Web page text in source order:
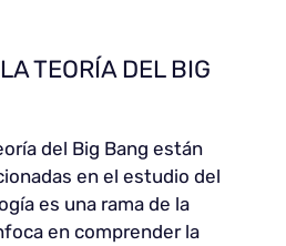
TEORÍA DEL BIG
del Big Bang están
en el estudio del
es una rama de la
en comprender la